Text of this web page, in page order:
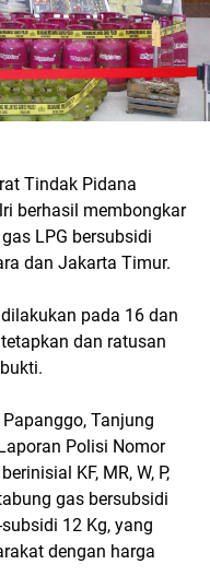
Tindak Pidana
berhasil membongkar
LPG bersubsidi
dan Jakarta Timur.
pada 16 dan
dan ratusan
Tanjung
Polisi Nomor
KF, MR, W, P,
gas bersubsidi
12 Kg, yang
dengan harga